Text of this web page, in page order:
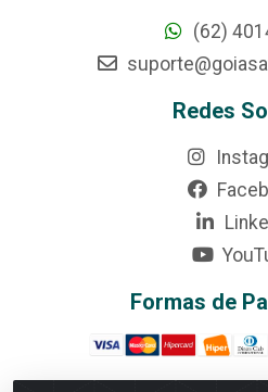
(62)
Redes
Formas de